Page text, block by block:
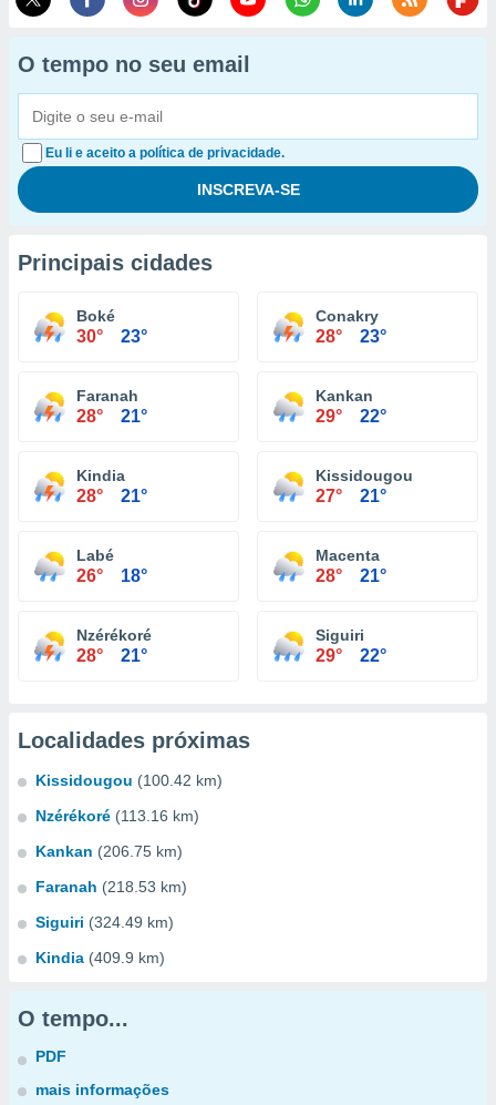
O tempo no seu email
Eu li e aceito a política de privacidade.
Principais cidades
Boké
30° 23°
Conakry
28° 23°
Faranah
28° 21°
Kankan
29° 22°
Kindia
28° 21°
Kissidougou
27° 21°
Labé
26° 18°
Macenta
28° 21°
Nzérékoré
28° 21°
Siguiri
29° 22°
Localidades próximas
Kissidougou (100.42 km)
Nzérékoré (113.16 km)
Kankan (206.75 km)
Faranah (218.53 km)
Siguiri (324.49 km)
Kindia (409.9 km)
O tempo...
PDF
mais informações